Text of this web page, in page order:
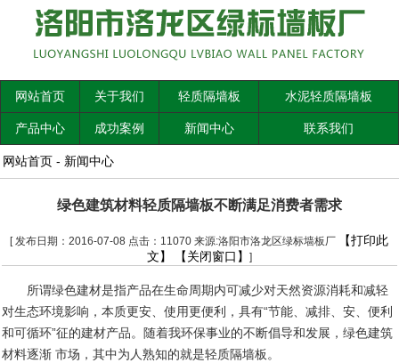
网站首页 关于我们 轻质隔墙板 水泥轻质隔墙板
产品中心 成功案例 新闻中心 联系我们
网站首页 - 新闻中心
绿色建筑材料轻质隔墙板不断满足消费者需求
[ 发布日期：2016-07-08 点击：11070 来源:洛阳市洛龙区绿标墙板厂
【打印此
文】
【关闭窗口】 ]
所谓绿色建材是指产品在生命周期内可减少对天然资源消耗和减轻
对生态环境影响，本质更安、使用更便利，具有“节能、减排、安、便利
和可循环”征的建材产品。随着我环保事业的不断倡导和发展，绿色建筑
材料逐渐 市场，其中为人熟知的就是轻质隔墙板。